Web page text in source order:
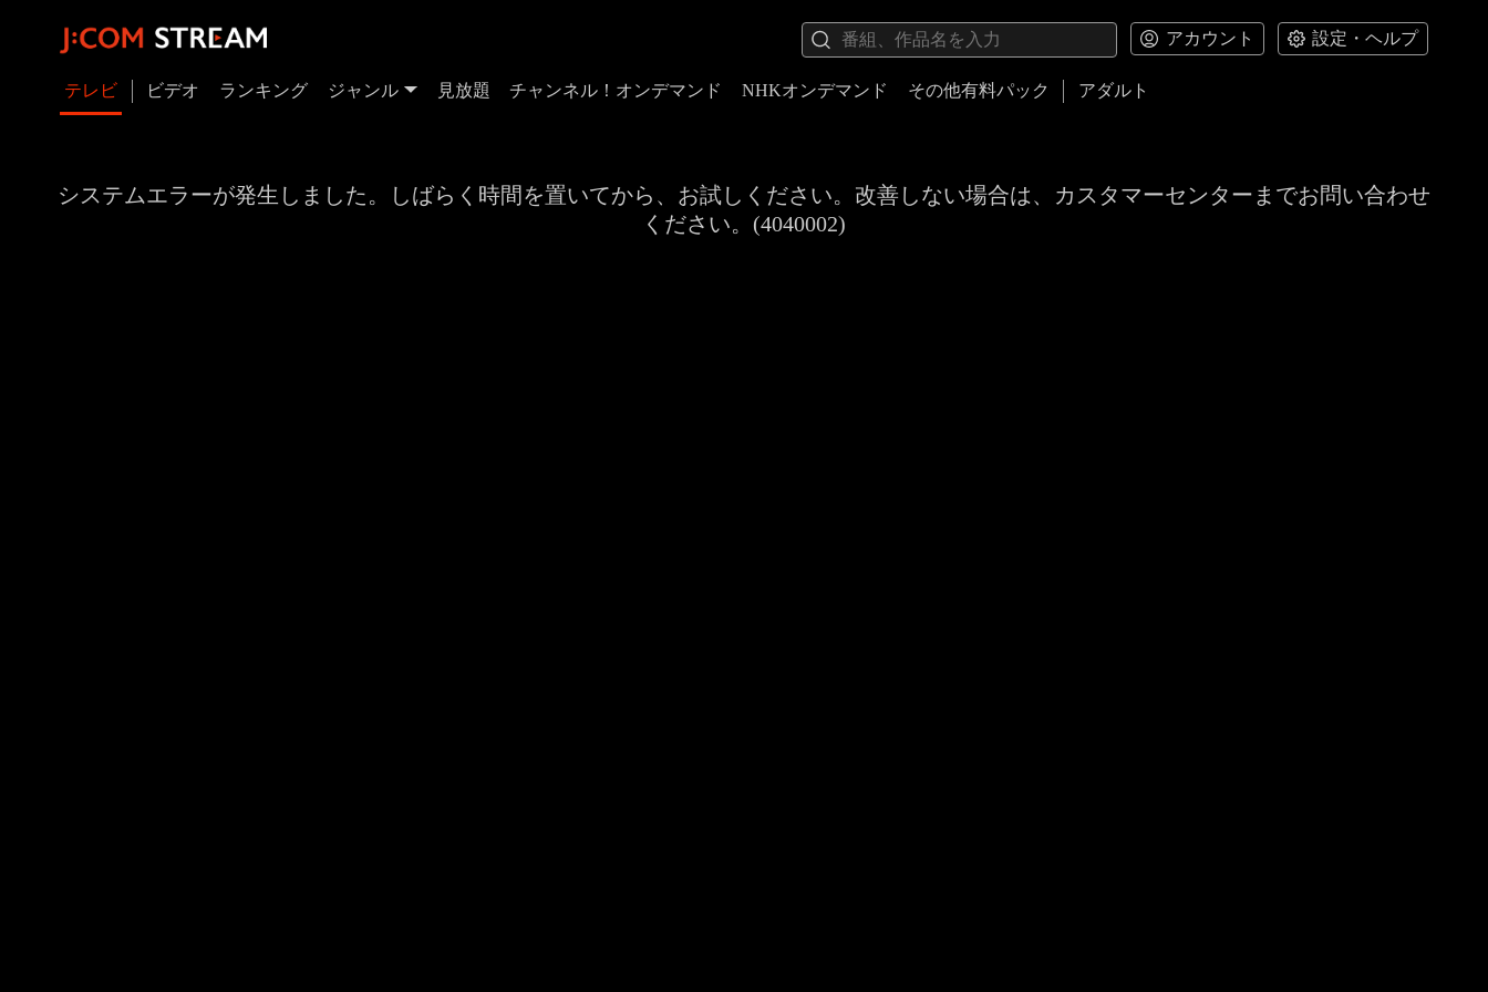
アカウント 設定・ヘルプ
テレビ ビデオ ランキング ジャンル 見放題 チャンネル！オンデマンド NHKオンデマンド その他有料パック アダルト
システムエラーが発生しました。しばらく時間を置いてから、お試しください。改善しない場合は、カスタマーセンターまでお問い合わせ
ください。(4040002)